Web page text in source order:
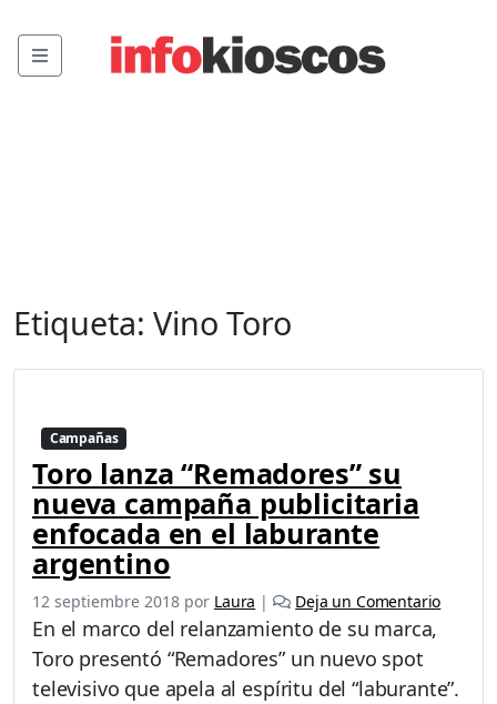
Menu
Etiqueta: Vino Toro
Campañas
Toro lanza “Remadores” su
nueva campaña publicitaria
enfocada en el laburante
argentino
12 septiembre 2018 por Laura | Deja un Comentario
En el marco del relanzamiento de su marca,
Toro presentó “Remadores” un nuevo spot
televisivo que apela al espíritu del “laburante”.